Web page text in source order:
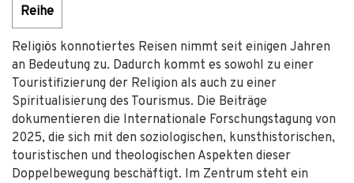
Reihe
Religiös konnotiertes Reisen nimmt seit einigen Jahren
an Bedeutung zu. Dadurch kommt es sowohl zu einer
Touristifizierung der Religion als auch zu einer
Spiritualisierung des Tourismus. Die Beiträge
dokumentieren die Internationale Forschungstagung von
2025, die sich mit den soziologischen, kunsthistorischen,
touristischen und theologischen Aspekten dieser
Doppelbewegung beschäftigt. Im Zentrum steht ein